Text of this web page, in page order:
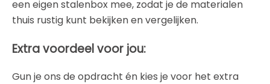
een eigen stalenbox mee, zodat je de materialen
thuis rustig kunt bekijken en vergelijken.
Extra voordeel voor jou:
Gun je ons de opdracht én kies je voor het extra